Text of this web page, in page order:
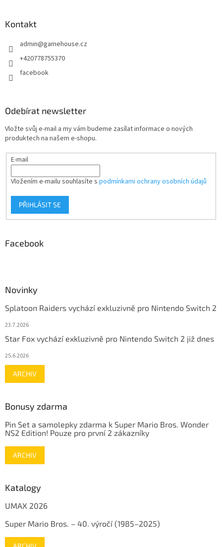
Kontakt
admin@gamehouse.cz
+420778755370
facebook
Odebírat newsletter
Vložte svůj e-mail a my vám budeme zasílat informace o nových
produktech na našem e-shopu.
E-mail
Vložením e-mailu souhlasíte s podmínkami ochrany osobních údajů
PŘIHLÁSIT SE
Facebook
Novinky
Splatoon Raiders vychází exkluzivně pro Nintendo Switch 2
23.7.2026
Star Fox vychází exkluzivně pro Nintendo Switch 2 již dnes
25.6.2026
ARCHIV
Bonusy zdarma
Pin Set a samolepky zdarma k Super Mario Bros. Wonder
NS2 Edition! Pouze pro první 2 zákazníky
ARCHIV
Katalogy
UMAX 2026
Super Mario Bros. – 40. výročí (1985–2025)